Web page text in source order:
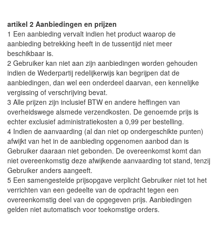
artikel 2 Aanbiedingen en prijzen
1 Een aanbieding vervalt indien het product waarop de
aanbieding betrekking heeft in de tussentijd niet meer
beschikbaar is.
2 Gebruiker kan niet aan zijn aanbiedingen worden gehouden
indien de Wederpartij redelijkerwijs kan begrijpen dat de
aanbiedingen, dan wel een onderdeel daarvan, een kennelijke
vergissing of verschrijving bevat.
3 Alle prijzen zijn inclusief BTW en andere heffingen van
overheidswege alsmede verzendkosten. De genoemde prijs is
echter exclusief administratiekosten a 0,99 per bestelling.
4 Indien de aanvaarding (al dan niet op ondergeschikte punten)
afwijkt van het in de aanbieding opgenomen aanbod dan is
Gebruiker daaraan niet gebonden. De overeenkomst komt dan
niet overeenkomstig deze afwijkende aanvaarding tot stand, tenzij
Gebruiker anders aangeeft.
5 Een samengestelde prijsopgave verplicht Gebruiker niet tot het
verrichten van een gedeelte van de opdracht tegen een
overeenkomstig deel van de opgegeven prijs. Aanbiedingen
gelden niet automatisch voor toekomstige orders.